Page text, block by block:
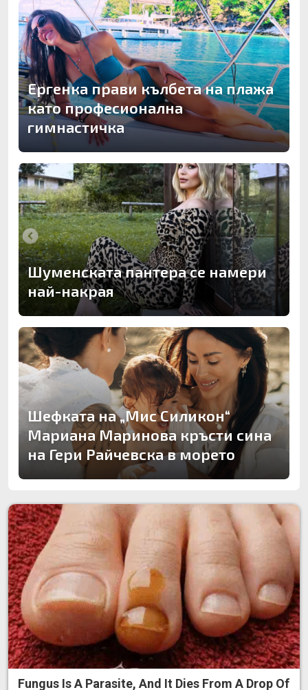
Ергенка прави кълбета на плажа
като професионална
гимнастичка
Шуменската пантера се намери
най-накрая
Шефката на „Мис Силикон“
Мариана Маринова кръсти сина
на Гери Райчевска в морето
Fungus Is A Parasite, And It Dies From A Drop Of